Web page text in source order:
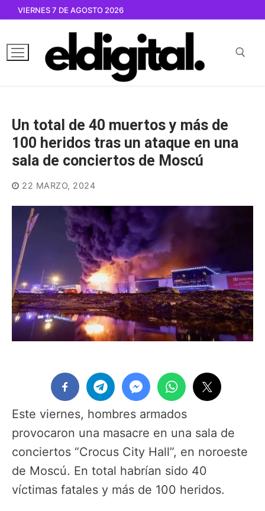
contenido
VIERNES 7 DE AGOSTO 2026
Un total de 40 muertos y más de
100 heridos tras un ataque en una
sala de conciertos de Moscú
22 MARZO, 2024
Este viernes, hombres armados
provocaron una masacre en una sala de
conciertos “Crocus City Hall”, en noroeste
de Moscú. En total habrían sido 40
víctimas fatales y más de 100 heridos.